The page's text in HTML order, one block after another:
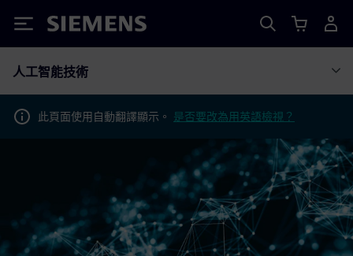
Siemens
人工智能技術
此頁面使用自動翻譯顯示。 是否要改為用英語檢視？